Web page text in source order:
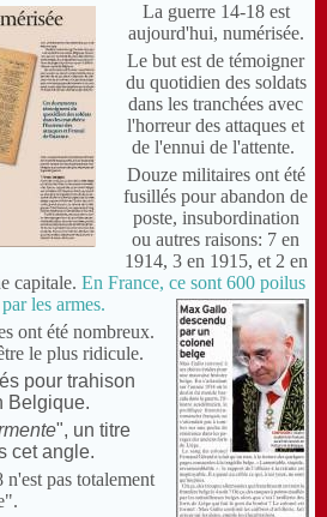
La guerre 14-18 est
aujourd'hui, numérisée.
Le but est de témoigner
du quotidien des soldats
dans les tranchées avec
l'horreur des attaques et
de l'ennui de l'attente.
Douze militaires ont été
fusillés pour abandon de
poste, insubordination
ou autres raisons: 7 en
1914, 3 en 1915, et 2 en
capitale. En France, ce sont 600 poilus
les armes.
ont été nombreux.
le plus ridicule.
pour trahison
Belgique.
", un titre
cet angle.
pas totalement